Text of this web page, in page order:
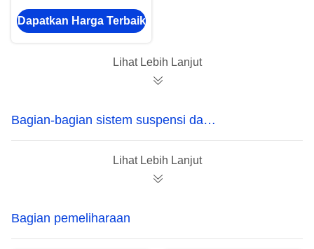
JMC1030 4D24 Mesin
CN3-7563-AC Untuk
Dapatkan Harga Terbaik
Lihat Lebih Lanjut
Bagian-bagian sistem suspensi dan
stabilisasi
Lihat Lebih Lanjut
Bagian pemeliharaan